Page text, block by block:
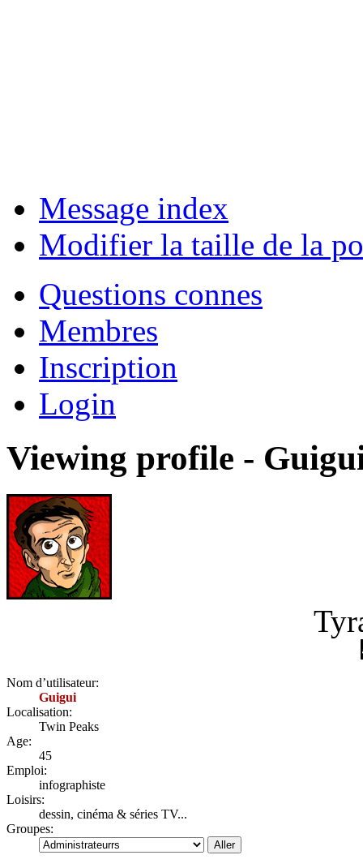
Message index
Modifier la taille de la
Questions connes
Membres
Inscription
Login
Viewing profile -
Nom d’utilisateur:
Guigui
Localisation:
Twin Peaks
Age:
45
Emploi:
infographiste
Loisirs:
dessin, cinéma & séries TV...
Groupes: